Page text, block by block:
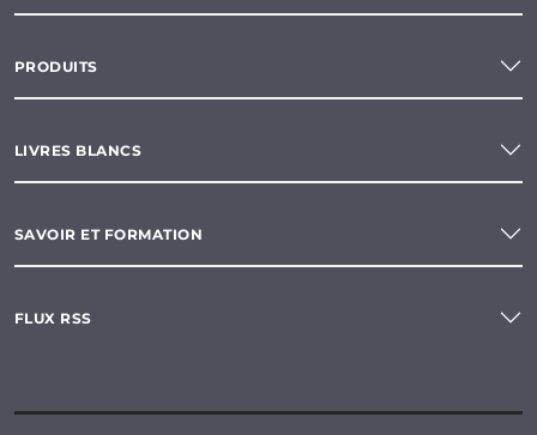
PRODUITS
LIVRES BLANCS
SAVOIR ET FORMATION
FLUX RSS